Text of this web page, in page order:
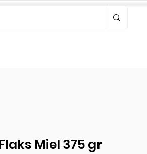
Miel 375 gr